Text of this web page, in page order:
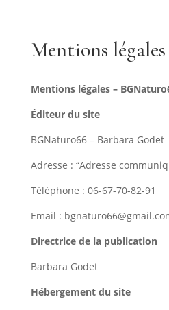
Mentions légales
Mentions légales –
Éditeur du site
BGNaturo66 – Barbara Godet
Adresse : “Adresse
Téléphone : 06-67-70-82-91
Email :
Directrice de la publication
Barbara Godet
Hébergement du site